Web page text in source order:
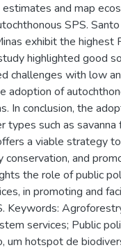
and map
SPS.
exhibit the highest
highlighted good
challenges with low
adoption of
In conclusion, the
types such as savanna
a viable strategy
and
the role of public
in promoting and
Keywords:
services; Public
um hotspot de